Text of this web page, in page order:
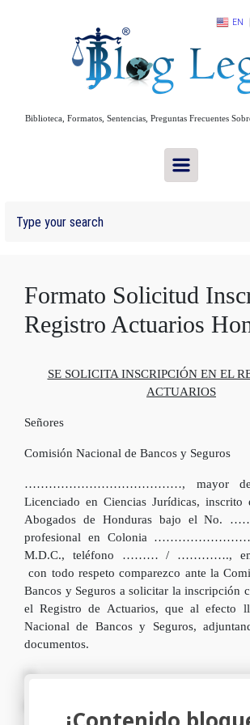
Biblioteca, Formatos, Sentencias, Preguntas Frecuentes
Formato Solicitud
Registro Actuarios
SE SOLICITA INSCRIPCIÓN EN EL
ACTUARIOS
Señores
Comisión Nacional de Bancos y Seguros
…………………………………, mayor de
Licenciado en Ciencias Jurídicas,
Abogados de Honduras bajo el No.
profesional en Colonia
M.D.C., teléfono ……… / ………….,
con todo respeto comparezco ante la
Bancos y Seguros a solicitar la inscripción
el Registro de Actuarios, que al efecto
Nacional de Bancos y Seguros,
documentos.
1)
EN